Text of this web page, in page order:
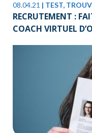
08.04.21 | TEST,
RECRUTEMENT :
COACH VIRTUEL